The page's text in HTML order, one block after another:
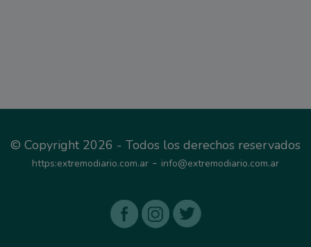
© Copyright 2026 - Todos los derechos reservados
https:extremodiario.com.ar - info@extremodiario.com.ar